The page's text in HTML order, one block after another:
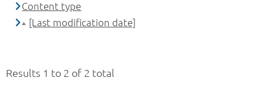
Results 1 to 2 of 2 total
Content type
[Last modification date]